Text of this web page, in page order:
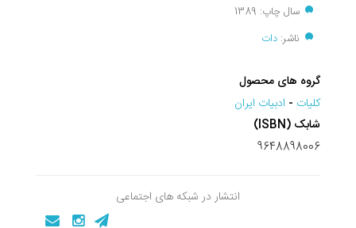
سال چاپ: 1389
ناشر: دات
گروه های محصول
کليات - ادبیات ایران
شابک (ISBN)
9648898006
انتشار در شبکه های اجتماعی